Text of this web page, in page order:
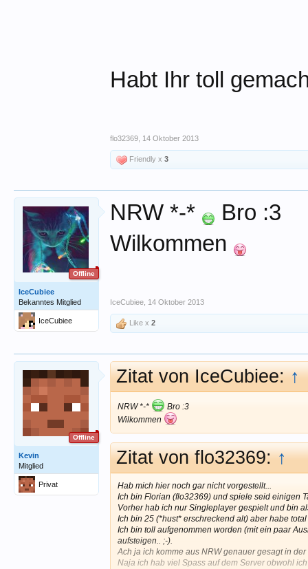
Habt Ihr toll
flo32369 14 Oktober 2013
Friendly x 3
Offline
IceCubiee
Bekanntes Mitglied
IceCubiee
NRW *-*
Bro :3
Wilkommen
IceCubiee 14 Oktober 2013
Like x 2
Offline
Kevin
Mitglied
Privat
Zitat von IceCubiee:↑
NRW *-*
Bro :3
Wilkommen
Zitat von flo32369:↑
Hab mich hier noch gar nicht vorgestellt...
Ich bin Florian (flo32369) und spiele seid einigen
Vorher hab ich nur Singleplayer gespielt und bin
Ich bin 25 (*hust* erschreckend alt) aber habe
Ich bin toll aufgenommen worden (mit ein paar
aufsteigen.. ;-).
Ach ja ich komme aus NRW genauer gesagt in
Naja ich hab viel Spass auf dem Server obwohl